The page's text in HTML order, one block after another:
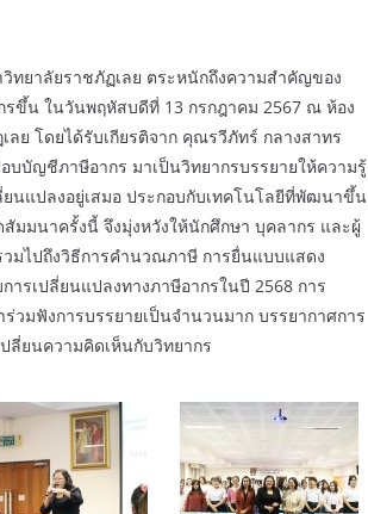
ทยาลัยราชภัฏเลย ตระหนักถึงความสำคัญของ
ขึ้น ในวันพฤหัสบดีที่ 13 กรกฎาคม 2567 ณ ห้อง
ย โดยได้รับเกียรติจาก คุณรวีภัทร์ กลางสาทร
บบัญชีภาษีอากร มาเป็นวิทยากรบรรยายให้ความรู้
นแปลงอยู่เสมอ ประกอบกับเทคโนโลยีที่พัฒนาขึ้น
มมนาครั้งนี้ จึงมุ่งหวังให้นักศึกษา บุคลากร และผู้
มไปถึงวิธีการคำนวณภาษี การยื่นแบบแสดง
ารเปลี่ยนแปลงทางภาษีอากรในปี 2568 การ
มฟังการบรรยายเป็นจำนวนมาก บรรยากาศการ
ลี่ยนความคิดเห็นกับวิทยากร